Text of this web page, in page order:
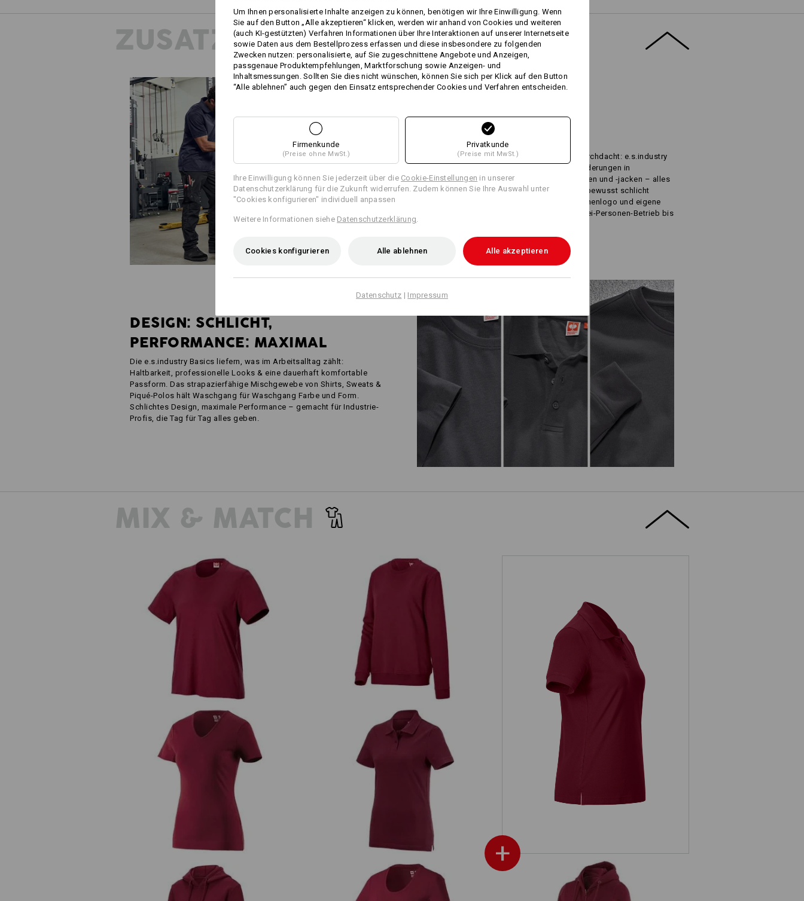
Personalisierung:
Selbst gestalten
ZUSATZINFOS
WORKWEAR FÜR
INDUSTRIEPROFIS
Robust, funktional & bis ins kleinste Detail durchdacht: e.s.industry
ist die Antwort auf die besonderen Herausforderungen in
Industriebetrieben. Shirts, Sweats, Arbeitshosen und -jacken – alles
nach ISO 15797 Industriewäsche geprüft und bewusst schlicht
gehalten. Wenig Nähte, dafür viel Platz für Firmenlogo und eigene
Designs. Ein starker Auftritt für alle – vom Zwei-Personen-Betrieb bis
zum Großunternehmen.
DESIGN: SCHLICHT,
PERFORMANCE: MAXIMAL
Die e.s.industry Basics liefern, was im Arbeitsalltag zählt:
Haltbarkeit, professionelle Looks & eine dauerhaft komfortable
Passform. Das strapazierfähige Mischgewebe von Shirts, Sweats &
Piqué-Polos hält Waschgang für Waschgang Farbe und Form.
Schlichtes Design, maximale Performance – gemacht für Industrie-
Profis, die Tag für Tag alles geben.
MIX & MATCH
Pique-Polo e.s.industry, Damen
+
T-Shirt e.s.industry, Damen Sweatshirt e.s.industry, Damen
e.s. T-Shirt cotton V-Neck, Damen e.s. Polo-Shirt cotton, Damen
Um Ihnen personalisierte Inhalte anzeigen zu können, benötigen wir Ihre Einwilligung. Wenn
Sie auf den Button „Alle akzeptieren“ klicken, werden wir anhand von Cookies und weiteren
(auch KI-gestützten) Verfahren Informationen über Ihre Interaktionen auf unserer Internetseite
sowie Daten aus dem Bestellprozess erfassen und diese insbesondere zu folgenden
Zwecken nutzen: personalisierte, auf Sie zugeschnittene Angebote und Anzeigen,
passgenaue Produktempfehlungen, Marktforschung sowie Anzeigen- und
Inhaltsmessungen. Sollten Sie dies nicht wünschen, können Sie sich per Klick auf den Button
“Alle ablehnen” auch gegen den Einsatz entsprechender Cookies und Verfahren entscheiden.
Firmenkunde
(Preise ohne MwSt.)
Privatkunde
(Preise mit MwSt.)
Ihre Einwilligung können Sie jederzeit über die Cookie-Einstellungen in unserer
Datenschutzerklärung für die Zukunft widerrufen. Zudem können Sie Ihre Auswahl unter
"Cookies konfigurieren" individuell anpassen
Weitere Informationen siehe Datenschutzerklärung
Cookies konfigurieren Alle ablehnen Alle akzeptieren
Datenschutz | Impressum